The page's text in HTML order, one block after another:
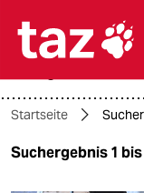

themen
Startseite
Suchergebnis 1 bis